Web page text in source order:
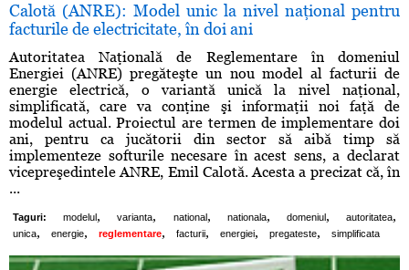
Calotă (ANRE): Model unic la nivel naţional pentru
facturile de electricitate, în doi ani
Autoritatea Naţională de Reglementare în domeniul
Energiei (ANRE) pregăteşte un nou model al facturii de
energie electrică, o variantă unică la nivel naţional,
simplificată, care va conţine şi informaţii noi faţă de
modelul actual. Proiectul are termen de implementare doi
ani, pentru ca jucătorii din sector să aibă timp să
implementeze softurile necesare în acest sens, a declarat
vicepreşedintele ANRE, Emil Calotă. Acesta a precizat că, în
...
Taguri: modelul , varianta, national, nationala, domeniul, autoritatea,
unica, energie, reglementare, facturii, energiei, pregateste, simplificata